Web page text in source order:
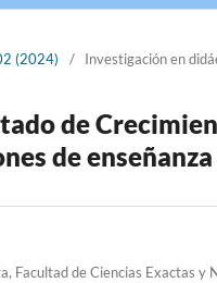
(2024) / Investigación en
de
de
Facultad de Ciencias Exactas y